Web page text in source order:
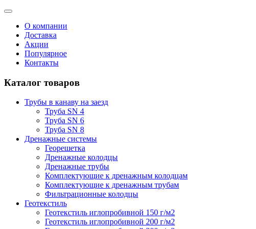
О компании
Доставка
Акции
Популярное
Контакты
Каталог товаров
Трубы в канаву на заезд
Труба SN 4
Труба SN 6
Труба SN 8
Дренажные системы
Георешетка
Дренажные колодцы
Дренажные трубы
Комплектующие к дренажным колодцам
Комплектующие к дренажным трубам
Фильтрационные колодцы
Геотекстиль
Геотекстиль иглопробивной 150 г/м2
Геотекстиль иглопробивной 200 г/м2